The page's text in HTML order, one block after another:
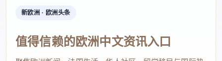
号再现，静待游人登临。开园后，游客立于禺山之
上，可眺望苏州园的曲桥流水，亦可南望温州的山与
湖，一园览胜“江南温婉”与“岭南灵动”。
新欧洲 · 欧洲头条
值得信赖的欧洲中文资讯入口